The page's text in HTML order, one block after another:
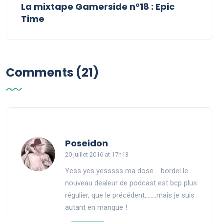
La mixtape Gamerside n°18 : Epic
Time
Comments (21)
Poseidon
20 juillet 2016 at 17h13
Yess yes yesssss ma dose…..bordel le
nouveau dealeur de podcast est bcp plus
régulier, que le précédent……..mais je suis
autant en manque !